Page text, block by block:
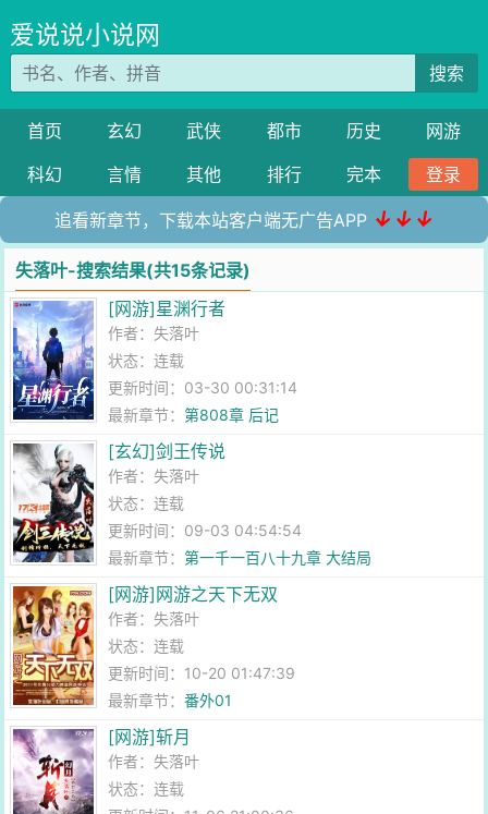
爱说说小说网
搜索
首页 玄幻 武侠 都市 历史
网游
科幻
言情 其他 排行 完本 登录
追看新章节，下载本站客户端无广告APP ↓↓↓
失落叶-搜索结果(共15条记录)
[网游]星渊行者
作者：失落叶
状态：连载
更新时间：03-30 00:31:14
最新章节：第808章 后记
[玄幻]剑王传说
作者：失落叶
状态：连载
更新时间：09-03 04:54:54
最新章节：第一千一百八十九章 大结局
[网游]网游之天下无双
作者：失落叶
状态：连载
更新时间：10-20 01:47:39
最新章节：番外01
[网游]斩月
作者：失落叶
状态：连载